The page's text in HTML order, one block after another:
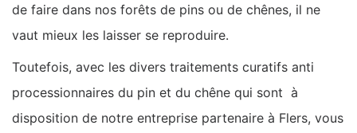
de faire dans nos forêts de pins ou de chênes, il ne
vaut mieux les laisser se reproduire.
Toutefois, avec les divers traitements curatifs anti
processionnaires du pin et du chêne qui sont à
disposition de notre entreprise partenaire à Flers, vous